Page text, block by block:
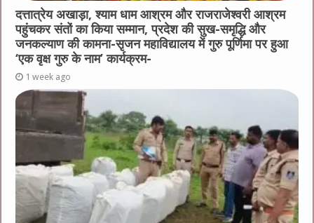
दत्तात्रेय अखाड़ा, श्याम धाम आश्रम और राजराजेश्वरी आश्रम
पहुंचकर संतों का किया सम्मान, प्रदेश की सुख-समृद्धि और
जनकल्याण की कामना-सृजन महाविद्यालय में गुरु पूर्णिमा पर हुआ
‘एक वृक्ष गुरु के नाम’ कार्यक्रम-
1 week ago